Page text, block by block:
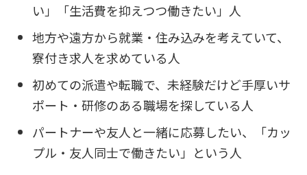
い」「生活費を抑えつつ働きたい」人
地方や遠方から就業・住み込みを考えていて、
寮付き求人を求めている人
初めての派遣や転職で、未経験だけど手厚いサ
ポート・研修のある職場を探している人
パートナーや友人と一緒に応募したい、「カッ
プル・友人同士で働きたい」という人